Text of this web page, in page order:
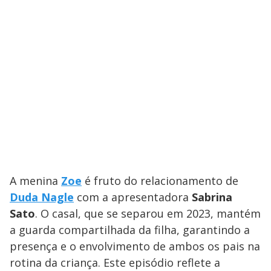
A menina Zoe é fruto do relacionamento de
Duda Nagle com a apresentadora Sabrina
Sato. O casal, que se separou em 2023, mantém
a guarda compartilhada da filha, garantindo a
presença e o envolvimento de ambos os pais na
rotina da criança. Este episódio reflete a